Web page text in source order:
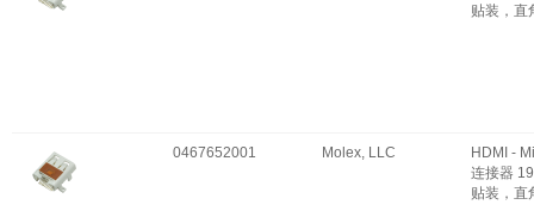
贴装，直
0467652001 Molex, LLC
HDMI -
连接器
贴装，直